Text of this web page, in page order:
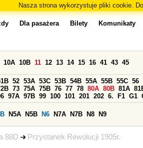
Nasza strona wykorzystuje pliki cookie.
88D Przystanek Rewolucji 1905r.
Dla pasażera Bilety Komunikaty
10A 10B 11 12 13 14 15 16 41 43 45
52 53A 53C 53B 54B 55A 55B 55C 56
73 75A 75B 76 77 78 80A 80B 81A
97A 97B 99 100 101 201 202 6. F1 G1
N5A N5B N6 N7A N7B N8 N9